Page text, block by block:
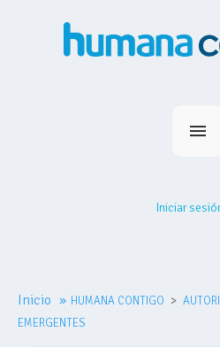
Iniciar
Inicio » HUMANA CONTIGO
EMERGENTES